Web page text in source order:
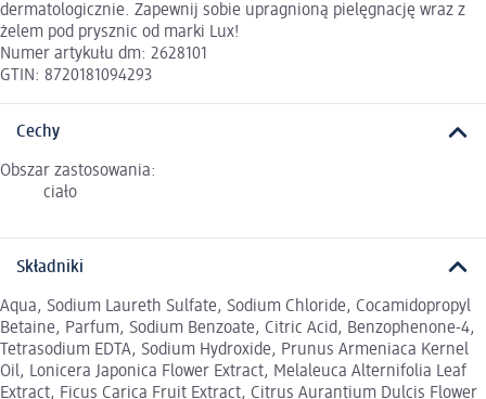
dermatologicznie. Zapewnij sobie upragnioną pielęgnację wraz z
żelem pod prysznic od marki Lux!
Numer artykułu dm: 2628101
GTIN: 8720181094293
Cechy
Obszar zastosowania:
ciało
Składniki
Aqua, Sodium Laureth Sulfate, Sodium Chloride, Cocamidopropyl
Betaine, Parfum, Sodium Benzoate, Citric Acid, Benzophenone-4,
Tetrasodium EDTA, Sodium Hydroxide, Prunus Armeniaca Kernel
Oil, Lonicera Japonica Flower Extract, Melaleuca Alternifolia Leaf
Extract, Ficus Carica Fruit Extract, Citrus Aurantium Dulcis Flower